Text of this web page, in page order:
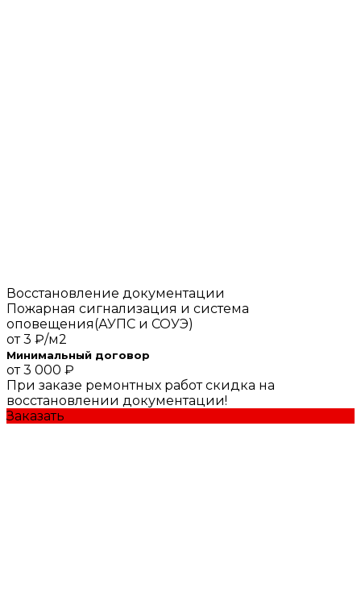
Восстановление документации
Пожарная сигнализация и система
оповещения(АУПС и СОУЭ)
от3 ₽/м2
Минимальный договор
от 3 000 ₽
При заказе ремонтных работ скидка на
восстановлении документации!
Заказать